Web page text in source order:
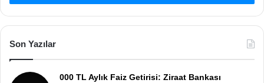
Son Yazılar
000 TL Aylık Faiz Getirisi: Ziraat Bankası